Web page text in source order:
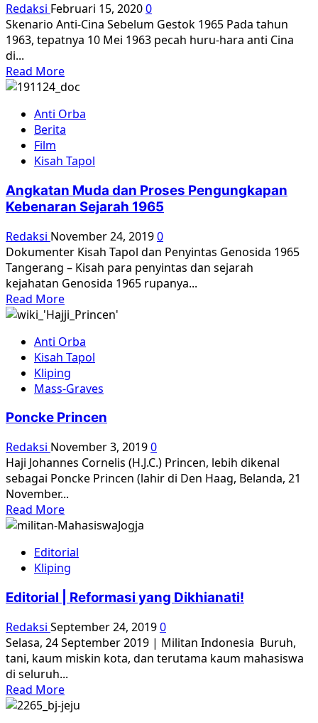
Redaksi Februari 15, 20200
Skenario Anti-Cina Sebelum Gestok 1965 Pada tahun
1963, tepatnya 10 Mei 1963 pecah huru-hara anti Cina
di...
Read MoreRead
more
Api
di
dari
ke
Berlin
Anti Orba
Berita
Film
Kisah Tapol
Angkatan Muda dan Proses Pengungkapan
Kebenaran Sejarah 1965
Redaksi November 24, 20190
Dokumenter Kisah Tapol dan Penyintas Genosida 1965
Tangerang – Kisah para penyintas dan sejarah
kejahatan Genosida 1965 rupanya...
Read MoreRead
more
Angkatan
Muda
dan
Proses
Pengungkapan
Kebenaran
Sejarah
1965
Anti Orba
Kisah Tapol
Kliping
Mass-Graves
Poncke Princen
Redaksi November 3, 20190
Haji Johannes Cornelis (H.J.C.) Princen, lebih dikenal
sebagai Poncke Princen (lahir di Den Haag, Belanda, 21
November...
Read MoreRead
more
Poncke
Princen
Editorial
Kliping
Editorial | Reformasi yang Dikhianati!
Redaksi September 24, 20190
Selasa, 24 September 2019 | Militan Indonesia Buruh,
tani, kaum miskin kota, dan terutama kaum mahasiswa
di seluruh...
Read MoreRead
more